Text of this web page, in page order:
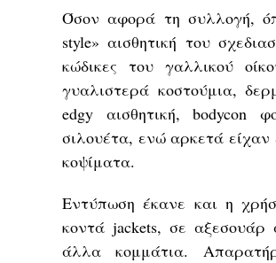
Όσον αφορά τη συλλογή,
style» αισθητική του
κώδικες του γαλλικού
γυαλιστερά κοστούμια,
edgy αισθητική, bodycon
σιλουέτα, ενώ αρκετά
κοψίματα.
Εντύπωση έκανε και η
κοντά jackets, σε
άλλα κομμάτια.